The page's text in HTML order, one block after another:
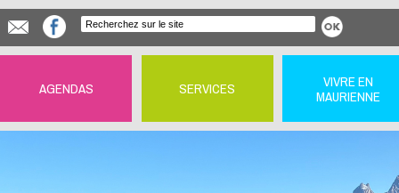
AGENDAS SERVICES
VIVRE EN
MAURIENNE